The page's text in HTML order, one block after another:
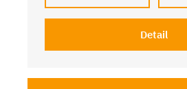
Detail